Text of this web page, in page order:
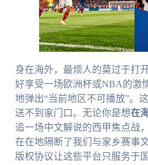
身在海外，最烦人的莫过于打
好享受一场欧洲杯或NBA的激
地弹出“当前地区不可播放”。
送不到家门口。无论你是想在
追一场中文解说的西甲焦点战
在在地隔断了我们与家乡赛事
版权协议让这些平台只服务于